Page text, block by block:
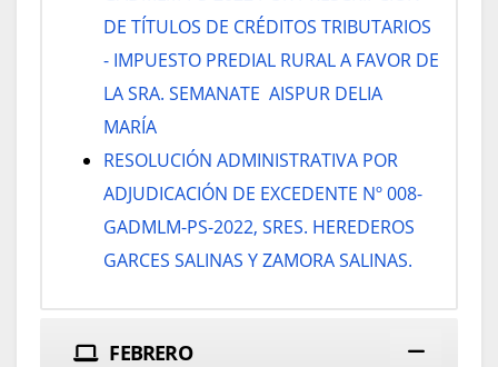
DE TÍTULOS DE CRÉDITOS TRIBUTARIOS
- IMPUESTO PREDIAL RURAL A FAVOR DE
LA SRA. SEMANATE AISPUR DELIA
MARÍA
RESOLUCIÓN ADMINISTRATIVA POR
ADJUDICACIÓN DE EXCEDENTE Nº 008-
GADMLM-PS-2022, SRES. HEREDEROS
GARCES SALINAS Y ZAMORA SALINAS.
FEBRERO